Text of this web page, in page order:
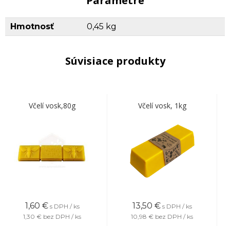
Hmotnosť 0,45 kg
Súvisiace produkty
Včelí vosk,80g
1,60 € s DPH / ks
1,30 € bez DPH / ks
Včelí vosk, 1kg
13,50 € s DPH / ks
10,98 € bez DPH / ks